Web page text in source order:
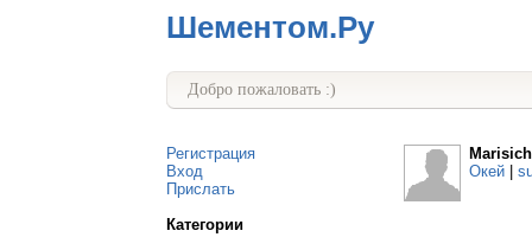
Шементом.Ру
Добро пожаловать :)
Регистрация
Вход
Прислать
Категории
Окей